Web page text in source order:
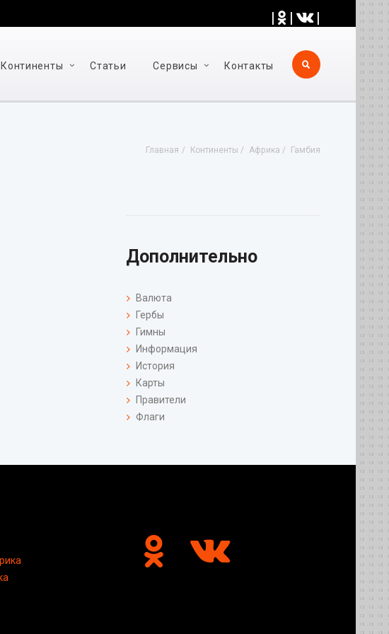
| | |
Континенты Статьи Cервисы Контакты
Главная Континенты Африка Гамбия
Дополнительно
Валюта
Гербы
Гимны
Информация
История
Карты
Правители
Флаги